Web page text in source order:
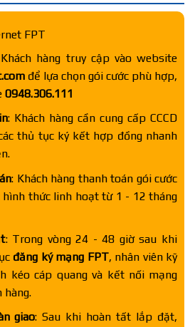
FPT
hàng truy cập vào website
để lựa chọn gói cước phù hợp,
0948.306.111
: Khách hàng cần cung cấp CCCD
thủ tục ký kết hợp đồng nhanh
: Khách hàng thanh toán gói cước
hình thức linh hoạt từ 1 - 12 tháng
: Trong vòng 24 - 48 giờ sau khi
đăng ký mạng FPT, nhân viên kỹ
kéo cáp quang và kết nối mạng
hàng.
giao: Sau khi hoàn tất lắp đặt,